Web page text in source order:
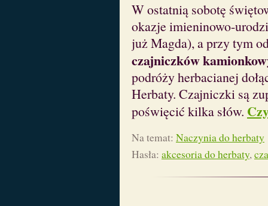
W ostatnią sobotę
okazje imieninowo-
już Magda), a przy tym
czajniczków
podróży herbacianej
Herbaty. Czajniczki są
poświęcić kilka słów.
Na temat: Naczynia do herbaty
Hasła: akcesoria do herbaty,